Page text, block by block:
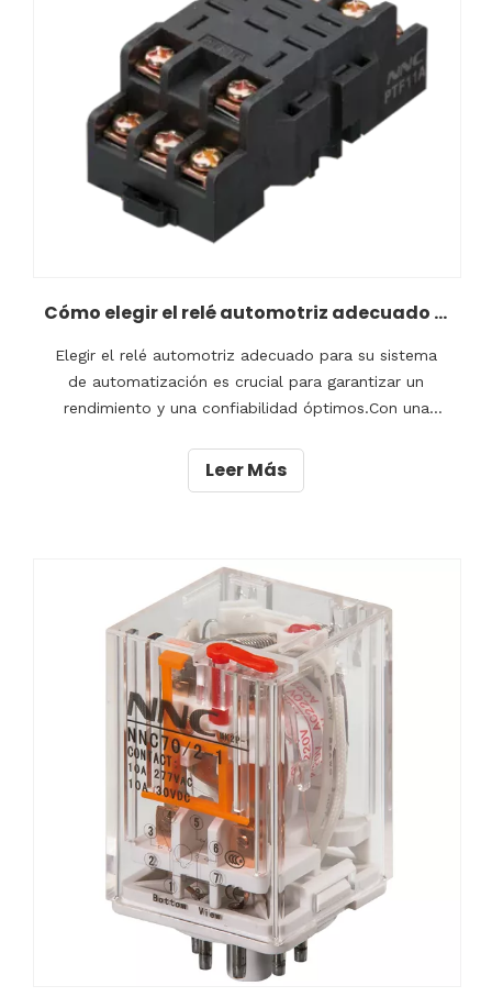
Cómo elegir el relé automotriz adecuado para su sistema de automatización
Elegir el relé automotriz adecuado para su sistema
de automatización es crucial para garantizar un
rendimiento y una confiabilidad óptimos.Con una
puede resultar abrumador tomar la decisión
correcta.Factores como la clasificación de voltaje, la
Leer Más